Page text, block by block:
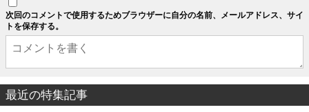
次回のコメントで使用するためブラウザーに自分の名前、メールアドレス、サイ
トを保存する。
最近の特集記事